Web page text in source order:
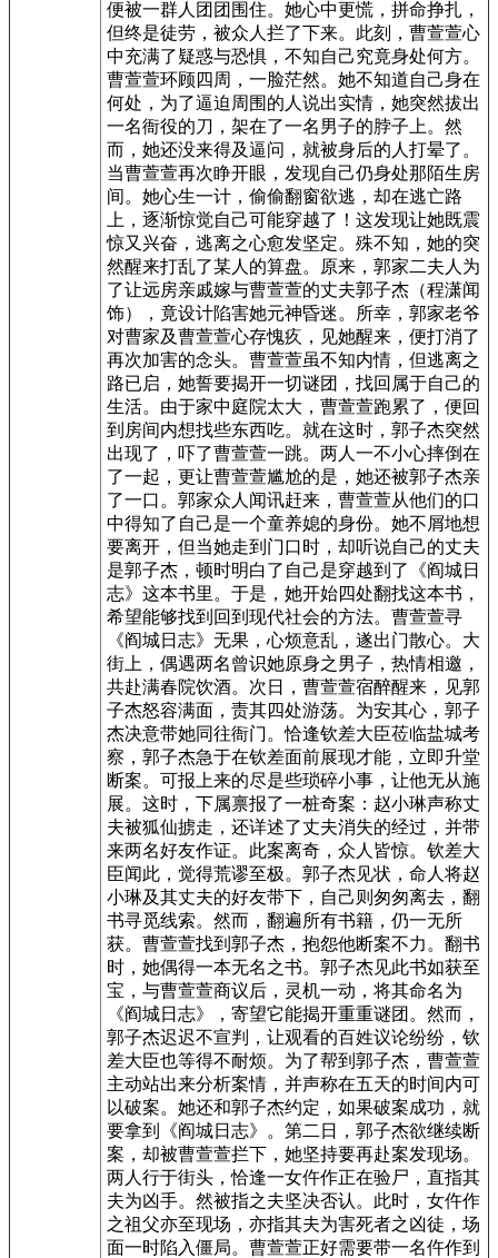
便被一群人团团围住。她心中更慌，拼命挣扎，
但终是徒劳，被众人拦了下来。此刻，曹萱萱心
中充满了疑惑与恐惧，不知自己究竟身处何方。
曹萱萱环顾四周，一脸茫然。她不知道自己身在
何处，为了逼迫周围的人说出实情，她突然拔出
一名衙役的刀，架在了一名男子的脖子上。然
而，她还没来得及逼问，就被身后的人打晕了。
当曹萱萱再次睁开眼，发现自己仍身处那陌生房
间。她心生一计，偷偷翻窗欲逃，却在逃亡路
上，逐渐惊觉自己可能穿越了！这发现让她既震
惊又兴奋，逃离之心愈发坚定。殊不知，她的突
然醒来打乱了某人的算盘。原来，郭家二夫人为
了让远房亲戚嫁与曹萱萱的丈夫郭子杰（程潇闻
饰），竟设计陷害她元神昏迷。所幸，郭家老爷
对曹家及曹萱萱心存愧疚，见她醒来，便打消了
再次加害的念头。曹萱萱虽不知内情，但逃离之
路已启，她誓要揭开一切谜团，找回属于自己的
生活。由于家中庭院太大，曹萱萱跑累了，便回
到房间内想找些东西吃。就在这时，郭子杰突然
出现了，吓了曹萱萱一跳。两人一不小心摔倒在
了一起，更让曹萱萱尴尬的是，她还被郭子杰亲
了一口。郭家众人闻讯赶来，曹萱萱从他们的口
中得知了自己是一个童养媳的身份。她不屑地想
要离开，但当她走到门口时，却听说自己的丈夫
是郭子杰，顿时明白了自己是穿越到了《阎城日
志》这本书里。于是，她开始四处翻找这本书，
希望能够找到回到现代社会的方法。曹萱萱寻
《阎城日志》无果，心烦意乱，遂出门散心。大
街上，偶遇两名曾识她原身之男子，热情相邀，
共赴满春院饮酒。次日，曹萱萱宿醉醒来，见郭
子杰怒容满面，责其四处游荡。为安其心，郭子
杰决意带她同往衙门。恰逢钦差大臣莅临盐城考
察，郭子杰急于在钦差面前展现才能，立即升堂
断案。可报上来的尽是些琐碎小事，让他无从施
展。这时，下属禀报了一桩奇案：赵小琳声称丈
夫被狐仙掳走，还详述了丈夫消失的经过，并带
来两名好友作证。此案离奇，众人皆惊。钦差大
臣闻此，觉得荒谬至极。郭子杰见状，命人将赵
小琳及其丈夫的好友带下，自己则匆匆离去，翻
书寻觅线索。然而，翻遍所有书籍，仍一无所
获。曹萱萱找到郭子杰，抱怨他断案不力。翻书
时，她偶得一本无名之书。郭子杰见此书如获至
宝，与曹萱萱商议后，灵机一动，将其命名为
《阎城日志》，寄望它能揭开重重谜团。然而，
郭子杰迟迟不宣判，让观看的百姓议论纷纷，钦
差大臣也等得不耐烦。为了帮到郭子杰，曹萱萱
主动站出来分析案情，并声称在五天的时间内可
以破案。她还和郭子杰约定，如果破案成功，就
要拿到《阎城日志》。第二日，郭子杰欲继续断
案，却被曹萱萱拦下，她坚持要再赴案发现场。
两人行于街头，恰逢一女仵作正在验尸，直指其
夫为凶手。然被指之夫坚决否认。此时，女仵作
之祖父亦至现场，亦指其夫为害死者之凶徒，场
面一时陷入僵局。曹萱萱正好需要带一名仵作到